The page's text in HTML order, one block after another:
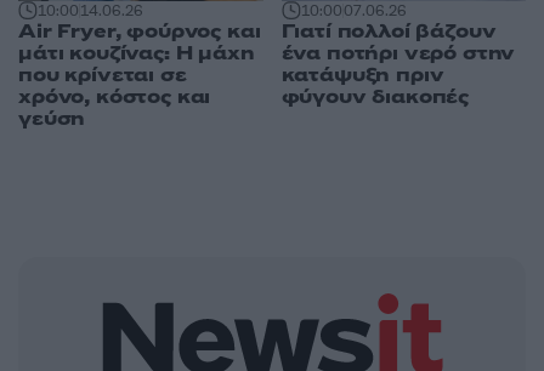
10:0014.06.26
Air Fryer, φούρνος και
μάτι κουζίνας: Η μάχη
που κρίνεται σε
χρόνο, κόστος και
γεύση
10:0007.06.26
Γιατί πολλοί βάζουν
ένα ποτήρι νερό στην
κατάψυξη πριν
φύγουν διακοπές